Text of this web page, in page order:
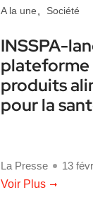
A la une Société
INSSPA-
plateforme
produits
pour la
La Presse
13
Voir Plus